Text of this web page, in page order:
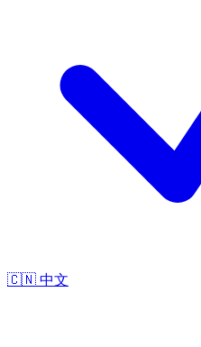
🇨🇳 中文